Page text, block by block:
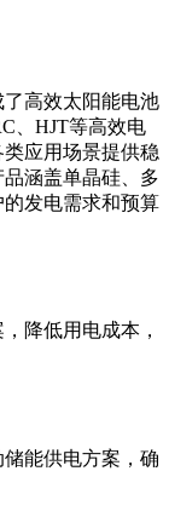
高效太阳能电池
、HJT等高效电
应用场景提供稳
涵盖单晶硅、多
发电需求和预算
降低用电成本，
能供电方案，确